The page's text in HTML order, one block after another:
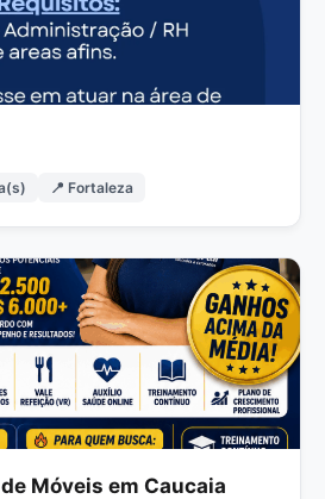
📍 Fortaleza
Móveis em Caucaia